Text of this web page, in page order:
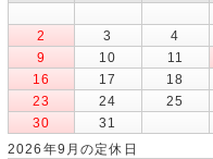
2
3 4
9
10 11
16
17 18
23
24 25
30
31
2026年9月の定休日